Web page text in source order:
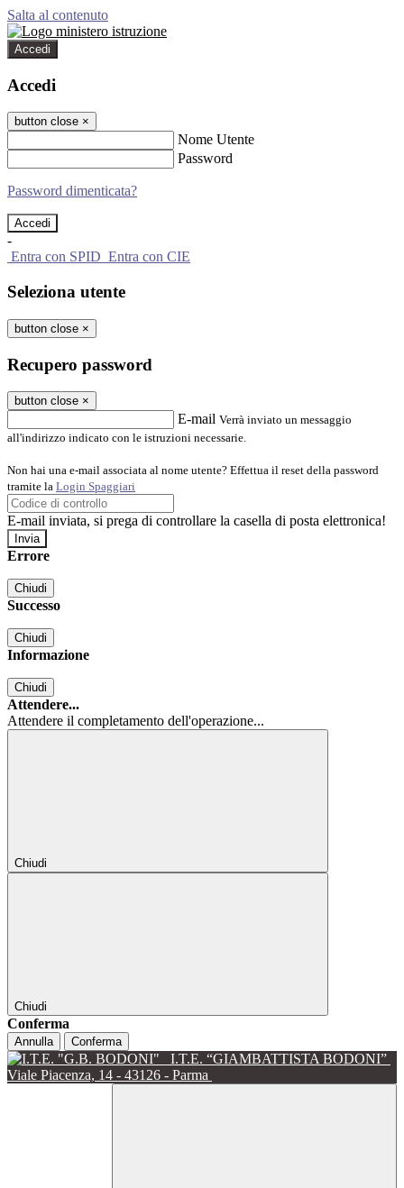
Salta al contenuto
Accedi
Accedi
button close ×
Nome Utente
Password
Password dimenticata?
-
Entra con SPID Entra con CIE
Seleziona utente
button close ×
Recupero password
button close ×
E-mail Verrà inviato un messaggio
all'indirizzo indicato con le istruzioni necessarie.
Non hai una e-mail associata al nome utente? Effettua il reset della password
tramite la Login Spaggiari
E-mail inviata, si prega di controllare la casella di posta elettronica!
Errore
Chiudi
Successo
Chiudi
Informazione
Chiudi
Attendere...
Attendere il completamento dell'operazione...
Chiudi
Chiudi
Conferma
Annulla Conferma
I.T.E. “GIAMBATTISTA BODONI”
Viale Piacenza, 14 - 43126 - Parma